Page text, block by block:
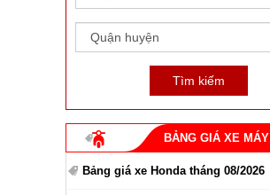
BẢNG GIÁ XE MÁY
Bảng giá xe Honda tháng 08/2026